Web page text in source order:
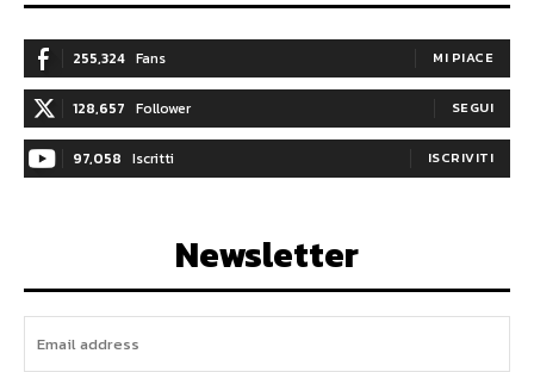
255,324 Fans MI PIACE
128,657 Follower SEGUI
97,058 Iscritti ISCRIVITI
Newsletter